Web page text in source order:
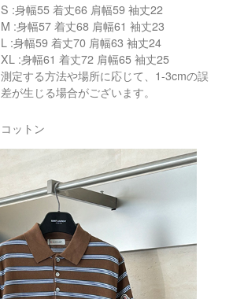
S :身幅55 着丈66 肩幅59 袖丈22
M :身幅57 着丈68 肩幅61 袖丈23
L :身幅59 着丈70 肩幅63 袖丈24
XL :身幅61 着丈72 肩幅65 袖丈25
測定する方法や場所に応じて、1-3cmの誤
差が生じる場合がございます。
コットン